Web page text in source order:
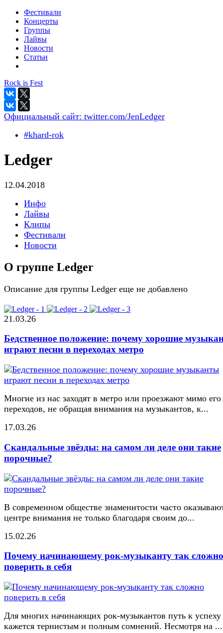
Фестивали
Концерты
Группы
Лайвы
Новости
Статьи
Rock is Fest
Официальный сайт: twitter.com/JenLedger
#khard-rok
Ledger
12.04.2018
Инфо
Лайвы
Клипы
Фестивали
Новости
О группе Ledger
Описание для группы Ledger еще не добавлено
21.03.26
Бедственное положение: почему хорошие
играют песни в переходах метро
Многие из нас заходят в метро или проезжают мимо его
переходов, не обращая внимания на музыкантов, к...
17.03.26
Скандальные звёзды: на самом ли деле они такие
порочные?
В современном обществе знаменитости часто
центре внимания не только благодаря своим до...
15.02.26
Почему начинающему рок-музыканту так сложно
поверить в себя
Для многих начинающих рок-музыкантов путь к успеху
кажется тернистым и полным сомнений. Несмотря на ...